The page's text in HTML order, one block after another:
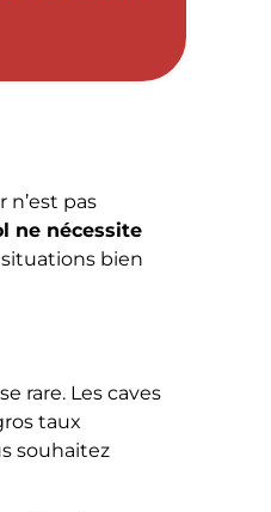
pas
ne nécessite
bien
rare. Les caves
taux
souhaitez